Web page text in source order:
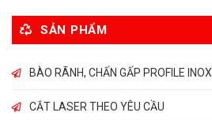
SẢN PHẨM
BÀO RÃNH, CHẤN GẤP PROFILE INOX
CẮT LASER THEO YÊU CẦU